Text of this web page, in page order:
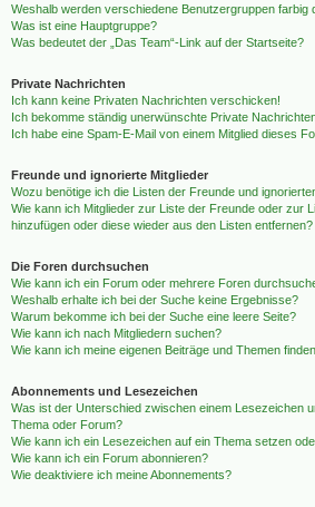
Weshalb werden verschiedene Benutzergruppen farbig
Was ist eine Hauptgruppe?
Was bedeutet der „Das Team“-Link auf der Startseite?
Private Nachrichten
Ich kann keine Privaten Nachrichten verschicken!
Ich bekomme ständig unerwünschte Private
Ich habe eine Spam-E-Mail von einem Mitglied dieses
Freunde und ignorierte Mitglieder
Wozu benötige ich die Listen der Freunde und
Wie kann ich Mitglieder zur Liste der Freunde oder zur
hinzufügen oder diese wieder aus den Listen entfernen?
Die Foren durchsuchen
Wie kann ich ein Forum oder mehrere Foren
Weshalb erhalte ich bei der Suche keine Ergebnisse?
Warum bekomme ich bei der Suche eine leere Seite?
Wie kann ich nach Mitgliedern suchen?
Wie kann ich meine eigenen Beiträge und Themen
Abonnements und Lesezeichen
Was ist der Unterschied zwischen einem Lesezeichen
Thema oder Forum?
Wie kann ich ein Lesezeichen auf ein Thema setzen
Wie kann ich ein Forum abonnieren?
Wie deaktiviere ich meine Abonnements?